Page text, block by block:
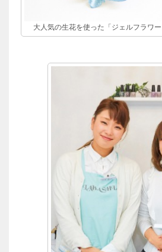
大人気の生花を使った「ジェルフラワ